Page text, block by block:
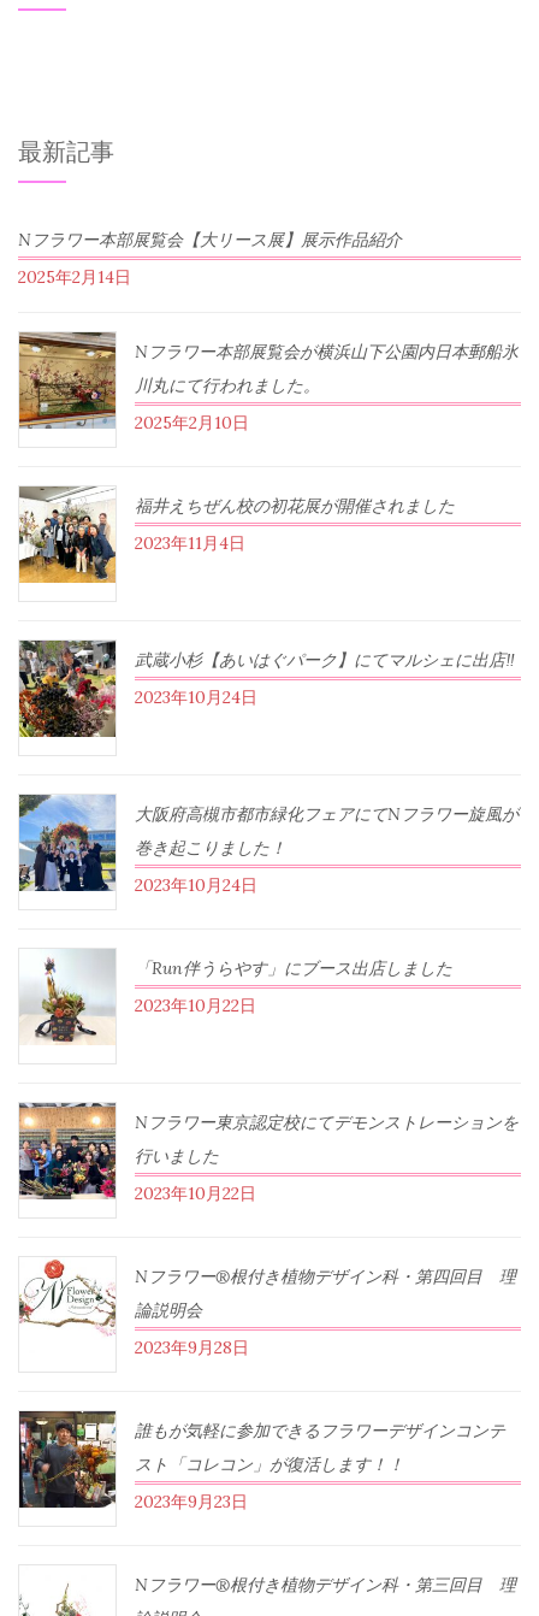
最新記事
Nフラワー本部展覧会【大リース展】展示作品紹介
2025年2月14日
Nフラワー本部展覧会が横浜山下公園内日本郵船氷
川丸にて行われました。
2025年2月10日
福井えちぜん校の初花展が開催されました
2023年11月4日
武蔵小杉【あいはぐパーク】にてマルシェに出店‼︎
2023年10月24日
大阪府高槻市都市緑化フェアにてNフラワー旋風が
巻き起こりました！
2023年10月24日
「Run伴うらやす」にブース出店しました
2023年10月22日
Nフラワー東京認定校にてデモンストレーションを
行いました
2023年10月22日
Nフラワー®根付き植物デザイン科・第四回目 理
論説明会
2023年9月28日
誰もが気軽に参加できるフラワーデザインコンテ
スト「コレコン」が復活します！！
2023年9月23日
Nフラワー®根付き植物デザイン科・第三回目 理